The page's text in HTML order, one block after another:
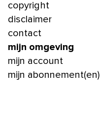
copyright
disclaimer
contact
mijn omgeving
mijn account
mijn abonnement(en)